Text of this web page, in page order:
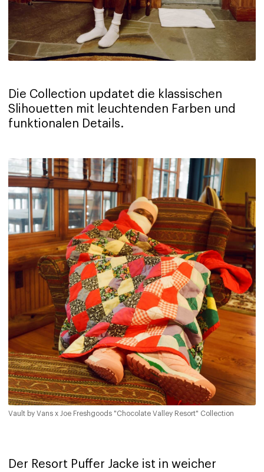
Die Collection updatet die klassischen
Slihouetten mit leuchtenden Farben und
funktionalen Details.
Vault by Vans x Joe Freshgoods "Chocolate Valley Resort" Collection
Der Resort Puffer Jacke ist in weicher